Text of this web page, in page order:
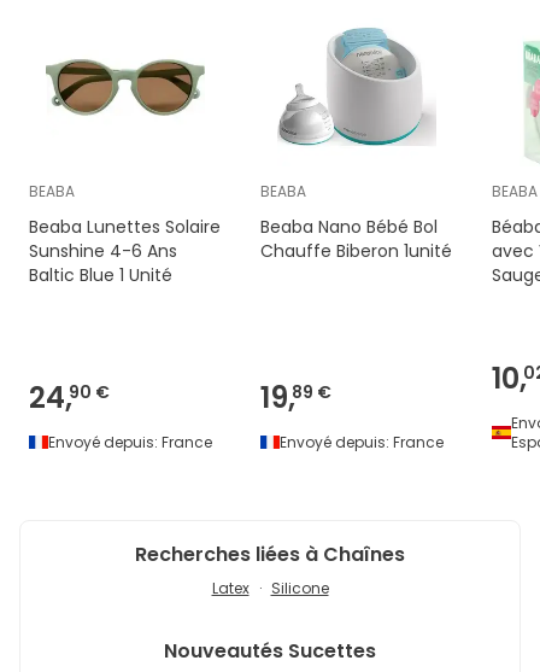
BEABA
Beaba Lunettes Solaire
Sunshine 4-6 Ans
Baltic Blue 1 Unité
24,90 €
Envoyé depuis: France
BEABA
Beaba Nano Bébé Bol
Chauffe Biberon 1unité
19,89 €
Envoyé depuis: France
BEABA
avec
10,
Recherches liées à Chaînes
Latex Silicone
Nouveautés Sucettes